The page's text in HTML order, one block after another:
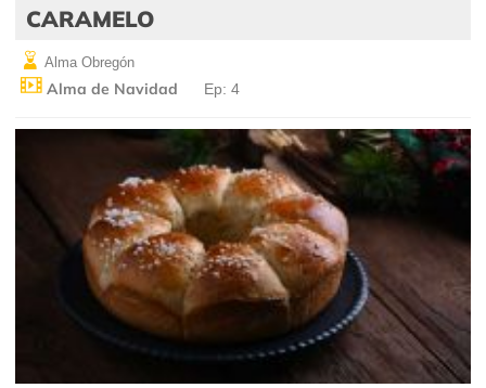
CARAMELO
Alma Obregón
Alma de Navidad Ep: 4